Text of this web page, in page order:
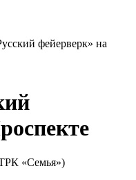
фейерверк» на
«Семья»)